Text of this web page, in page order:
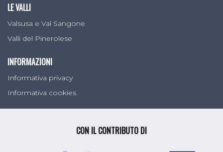
LE VALLI
Valsusa e Val Sangone
Valli del Pinerolese
INFORMAZIONI
Informativa privacy
Informativa cookies
CON IL CONTRIBUTO DI